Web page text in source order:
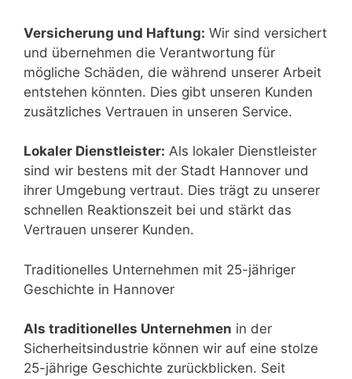
Versicherung und Haftung: Wir sind versichert
und übernehmen die Verantwortung für
mögliche Schäden, die während unserer Arbeit
entstehen könnten. Dies gibt unseren Kunden
zusätzliches Vertrauen in unseren Service.
Lokaler Dienstleister: Als lokaler Dienstleister
sind wir bestens mit der Stadt Hannover und
ihrer Umgebung vertraut. Dies trägt zu unserer
schnellen Reaktionszeit bei und stärkt das
Vertrauen unserer Kunden.
Traditionelles Unternehmen mit 25-jähriger
Geschichte in Hannover
Als traditionelles Unternehmen in der
Sicherheitsindustrie können wir auf eine stolze
25-jährige Geschichte zurückblicken. Seit